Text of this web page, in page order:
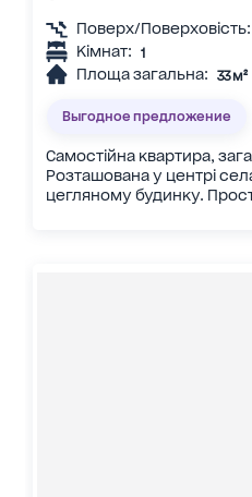
Поверх/Поверховість:
Кімнат: 1
Площа загальна: 33 м²
Выгодное предложение
Самостійна квартира,
Розташована у центрі
цегляному будинку.